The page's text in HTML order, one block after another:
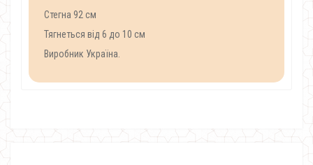
Стегна 92 см
Тягнеться від 6 до 10 см
Виробник Україна.